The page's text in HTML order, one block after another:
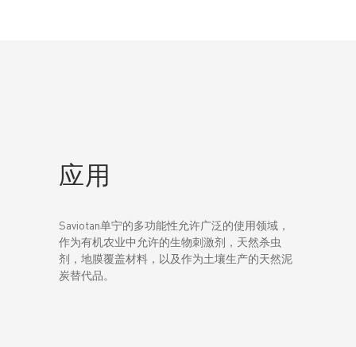
应用
Saviotan单宁的多功能性允许广泛的使用领域，
作为有机农业中允许的生物刺激剂，天然杀虫
剂，地膜覆盖材料，以及作为土壤生产的天然泥
炭替代品。